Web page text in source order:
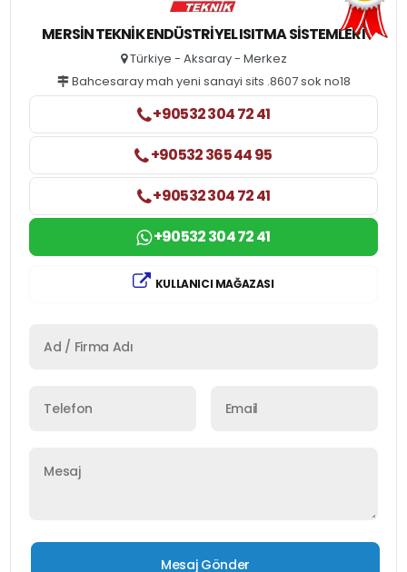
MERSIN TEKNIK ENDÜSTRIYEL ISITMA SISTEMLERI
Türkiye - Aksaray - Merkez
Bahcesaray mah yeni sanayi sits .8607 sok no18
+90532 304 72 41
+90532 365 44 95
+90532 304 72 41
+90532 304 72 41
KULLANICI MAĞAZASI